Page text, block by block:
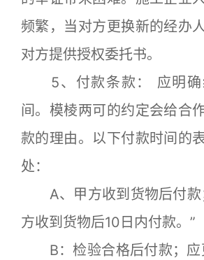
频繁，当对方更换新的经办
对方提供授权委托书。
5、付款条款： 应明确
间。模棱两可的约定会给合
款的理由。以下付款时间的
处：
A、甲方收到货物后付款
方收到货物后10日内付款。”
B：检验合格后付款；应